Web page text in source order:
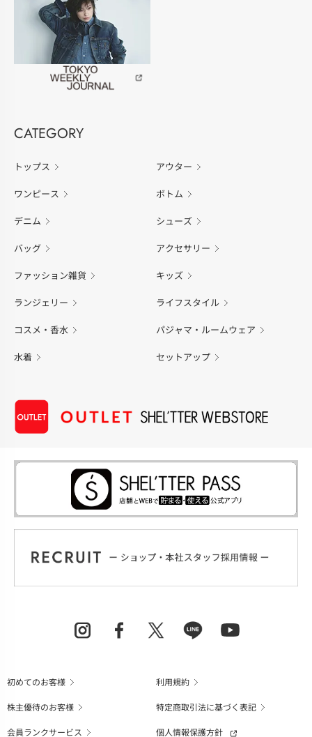
CATEGORY
トップス アウター
ワンピース ボトム
デニム シューズ
バッグ アクセサリー
ファッション雑貨 キッズ
ランジェリー ライフスタイル
コスメ・香水 パジャマ・ルームウェア
水着 セットアップ
初めてのお客様
利用規約
株主優待のお客様
特定商取引法に基づく表記
会員ランクサービス
個人情報保護方針